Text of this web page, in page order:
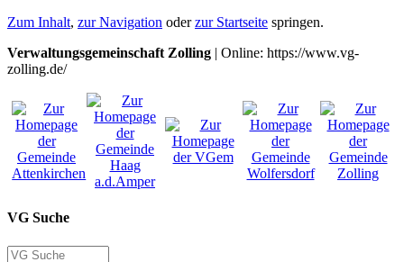
Zum Inhalt, zur Navigation oderzur Startseite springen.
Verwaltungsgemeinschaft Zolling | Online: https://www.vg-
zolling.de/
VG Suche